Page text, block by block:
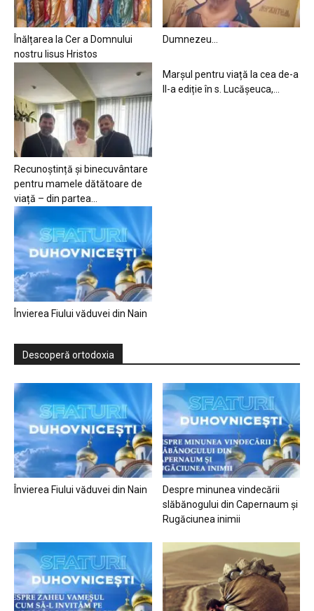
Înălțarea la Cer a Domnului
nostru Iisus Hristos
Dumnezeu…
Recunoștință și binecuvântare
pentru mamele dătătoare de
viață – din partea...
Marșul pentru viață la cea de-a
II-a ediție în s. Lucășeuca,...
Învierea Fiului văduvei din Nain
Descoperă ortodoxia
Învierea Fiului văduvei din Nain
Despre minunea vindecării
slăbănogului din Capernaum și
Rugăciunea inimii